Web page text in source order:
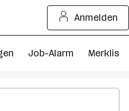
Anmelden
Job-Alarm Merkliste